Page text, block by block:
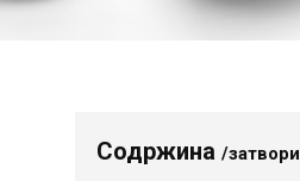
Содржина/затвори